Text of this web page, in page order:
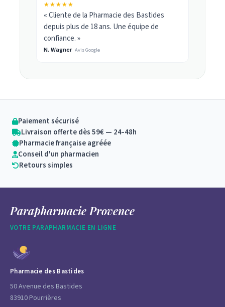
★★★★★
« Cliente de la Pharmacie des Bastides
depuis plus de 18 ans. Une équipe de
confiance. »
N. Wagner Avis Google
Paiement sécurisé
Livraison offerte dès 59€ — 24-48h
Pharmacie française agréée
Conseil d'un pharmacien
Retours simples
Parapharmacie Provence
VOTRE PARAPHARMACIE EN LIGNE
Pharmacie des Bastides
50 Avenue des Bastides
83910 Pourrières